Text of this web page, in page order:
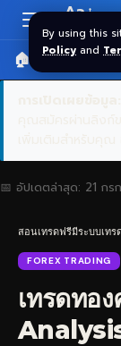
By using this
Policy and
Resizer
Aa
🏠 หน้าแรก
📅 อัปเดตล่าสุด: 21 กร
สอนเทรดฟรีมีระบบเทร
FOREX TRADING
เทรดทอ